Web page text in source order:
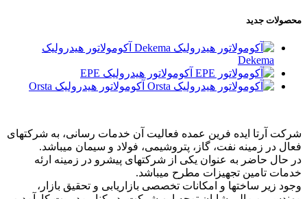
محصولات جدید
آکومولاتور هیدرولیک
Dekema
آکومولاتور هیدرولیک EPE
آکومولاتور هیدرولیک Orsta
شرکت آرتا ایده فرین عمده فعالیت آن خدمات رسانی، به شرکتهای
فعال در زمینه نفت، گاز، پتروشیمی، فولاد و سیمان میباشد.
در حال حاضر به عنوان یکی از شرکتهای پیشرو در زمینه ارئه
خدمات تامین تجهیزات مطرح میباشد.
وجود زیر ساختها و امکانات تخصصی بازاریابی و تحقیق بازار،